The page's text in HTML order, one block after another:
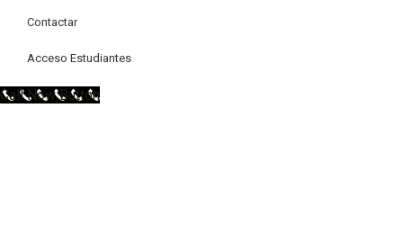
Contactar
Acceso Estudiantes
Call Now Button